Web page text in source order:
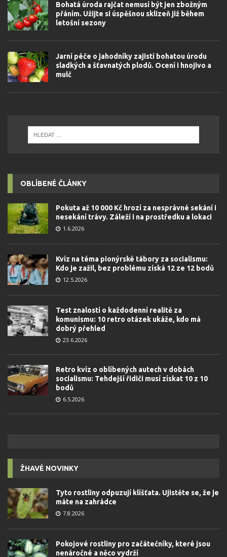
Bohatá úroda rajčat nemusí být jen zbožným
přáním. Užijte si úspěšnou sklizeň již během
letošní sezony
Jarní péče o jahodníky zajistí bohatou úrodu
sladkých a šťavnatých plodů. Ocení i hnojivo a
mulč
OBLÍBENÉ ČLÁNKY
Pokuta až 10 000 Kč hrozí za nesprávné sekání i
nesekání trávy. Záleží i na prostředku a lokaci
1.6.2026
Kvíz na téma pionýrské tábory za socialismu:
Kdo je zažil, bez problému získá 12 ze 12 bodů
12.5.2026
Test znalostí o každodenní realitě za
komunismu: 10 retro otázek ukáže, kdo má
dobrý přehled
23.6.2026
Retro kvíz o oblíbených autech v dobách
socialismu: Tehdejší řidiči musí získat 10 z 10
bodů
6.5.2026
ŽHAVÉ NOVINKY
Tyto rostliny odpuzují klíšťata. Ujistěte se, že je
máte na zahrádce
7.8.2026
Pokojové rostliny pro začátečníky, které jsou
nenáročné a něco vydrží